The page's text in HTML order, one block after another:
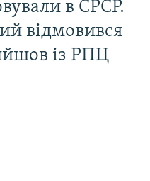
в СРСР.
відмовився
із РПЦ